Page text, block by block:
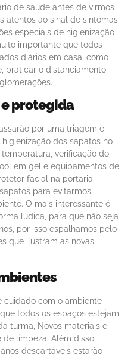
de saúde antes de virmos
atentos ao sinal de sintomas
especiais de higienização
importante que todos
diários em casa, como
praticar o distanciamento
protegida
por uma triagem e
dos sapatos no
verificação do
em gel e equipamentos de
facial na portaria.
para evitarmos
O mais interessante é
lúdica, para que não seja
por isso espalhamos pelo
que ilustram as novas
cuidado com o ambiente
todos os espaços estejam
turma, Novos materiais e
de limpeza. Além disso,
descartáveis estarão